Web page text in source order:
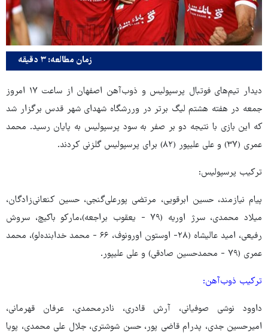
زمان مطالعه: ۳ دقیقه
دیدار تیم‌های فوتبال پرسپولیس و ذوب‌آهن اصفهان از ساعت ۱۷ امروز
جمعه در هفته هشتم لیگ برتر در وررشگاه شهدای شهر قدس برگزار شد
که این بازی با نتیجه دو بر صفر به سود پرسپولیس به پایان رسید. محمد
عمری (۳۷) و علی علیپور (۸۲) برای پرسپولیس گلزنی کردند.
ترکیب پرسپولیس:
پیام نیازمند، حسین ابرقویی، مرتضی پورعلی‌گنجی، حسین کنعانی‌زادگان،
میلاد محمدی، سرژ اوریه (۷۹ - یعقوب براجعه)،مارکو باکیچ، سروش
رفیعی، امید عالیشاه (۲۸- اوستون اورونوف، ۶۶ - محمد خدابنده‌لو)، محمد
عمری (۷۹ - محمدحسین صادقی) و علی علیپور.
ترکیب ذوب‌آهن:
داوود نوشی صوفیانی، آرش قادری، نادرمحمدی، عرفان قهرمانی،
امیرحسین جدی، پدرام قاضی پور، حسن شوشتری، جلال علی محمدی، پویا